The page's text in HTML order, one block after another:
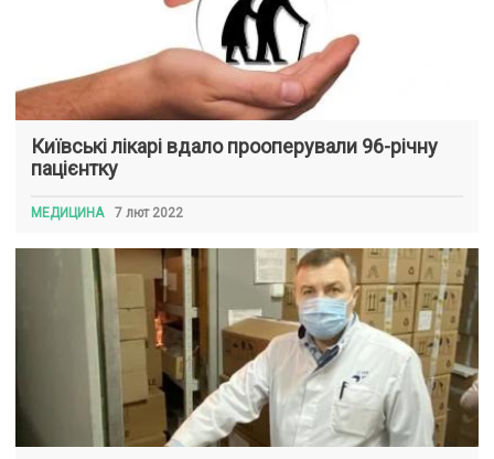
Київські лікарі вдало прооперували 96-річну
пацієнтку
МЕДИЦИНА 7 лют 2022